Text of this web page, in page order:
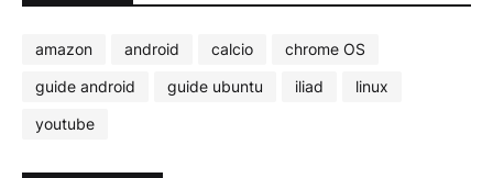
amazon android calcio
chrome OS
guide android
guide ubuntu iliad
linux
youtube